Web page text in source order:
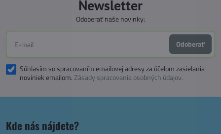
Newsletter
Odoberať naše novinky:
Odoberať
Súhlasím so spracovaním emailovej adresy za účelom zasielania
noviniek emailom.Zásady spracovania osobných údajov.
Kde nás nájdete?